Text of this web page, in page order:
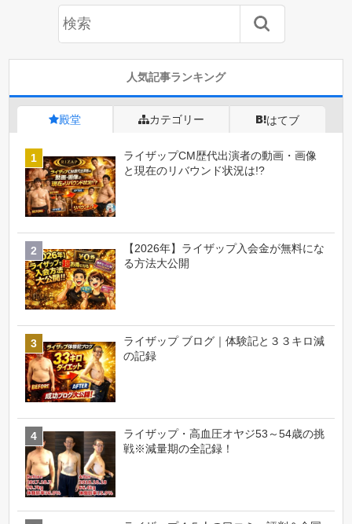
人気記事ランキング
殿堂 カテゴリー はてブ
ライザップCM歴代出演者の動画・画像
と現在のリバウンド状況は!?
【2026年】ライザップ入会金が無料にな
る方法大公開
ライザップ ブログ｜体験記と３３キロ減
の記録
ライザップ・高血圧オヤジ53～54歳の挑
戦※減量期の全記録！